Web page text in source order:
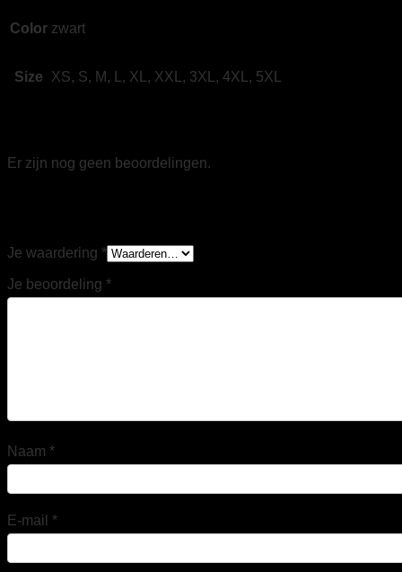
Color zwart
Size XS, S, M, L, XL, XXL, 3XL, 4XL, 5XL
Er zijn nog geen beoordelingen.
Je waardering *
Je beoordeling *
Naam *
E-mail *